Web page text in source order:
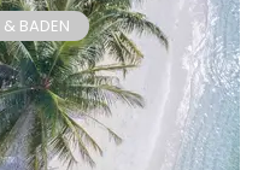
& BADEN